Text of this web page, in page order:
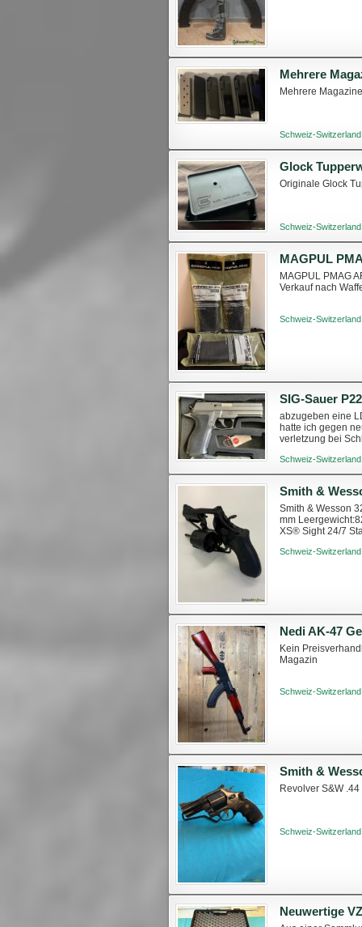
Mehrere
Mehrere
Schweiz-
Glock
Originale Glock
Schweiz-
MAGPUL PMAG
Verkauf nach
Schweiz-
abzugeben eine
hatte ich gegen
verletzung bei
Schweiz-
Smith & Wesson
mm
XS® Sight 24/7
Schweiz-
Nedi AK-47
Kein
Magazin
Schweiz-
Smith &
Revolver S&W
Schweiz-